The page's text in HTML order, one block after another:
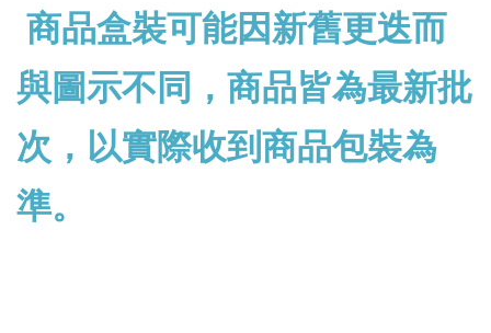
商品盒裝可能因新舊更迭而
與圖示不同，商品皆為最新批
次，以實際收到商品包裝為
準。